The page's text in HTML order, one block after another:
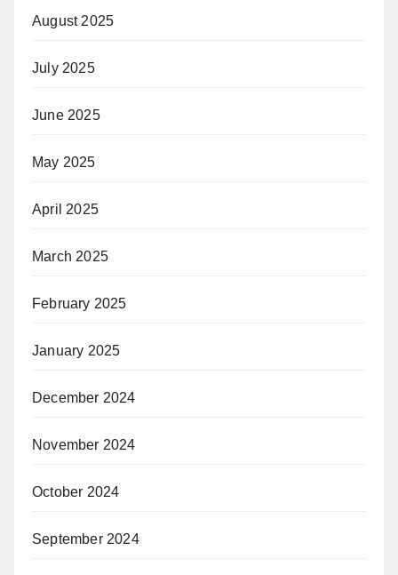
August 2025
July 2025
June 2025
May 2025
April 2025
March 2025
February 2025
January 2025
December 2024
November 2024
October 2024
September 2024